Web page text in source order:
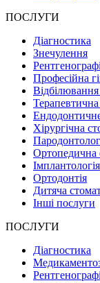
ПОСЛУГИ
Діагностика
Знечулення
Професійна
Відбілювання
Терапевтична
Хірургічна
Ортопедична
Імплантологія
Ортодонтія
Дитяча
Інші послуги
ПОСЛУГИ
Діагностика